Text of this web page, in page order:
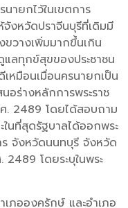
ายกไว้ในเขตการ
งหวัดปราจีนบุรีที่เดิมมี
วางเพิ่มมากขึ้นเกิน
ลทุกข์สุขของประชาชน
หมือนเมื่อนครนายกเป็น
อร่างหลักการพระราช
2489 โดยได้สอบถาม
ในที่สุดรัฐบาลได้ออกพระ
จังหวัดนนทบุรี จังหวัด
โดยระบุในพระ
ภอองครักษ์ และอำเภอ